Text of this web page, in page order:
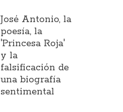
José Antonio, la
poesía, la
'Princesa Roja'
y la
falsificación de
una biografía
sentimental